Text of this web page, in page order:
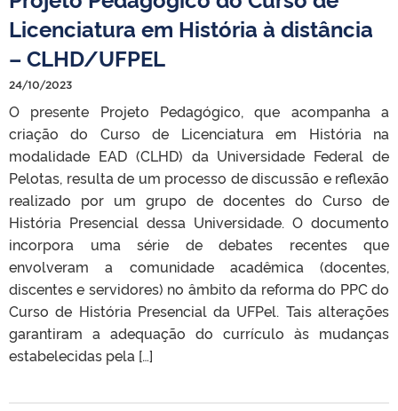
Licenciatura em História à distância
– CLHD/UFPEL
24/10/2023
O presente Projeto Pedagógico, que acompanha a
criação do Curso de Licenciatura em História na
modalidade EAD (CLHD) da Universidade Federal de
Pelotas, resulta de um processo de discussão e reflexão
realizado por um grupo de docentes do Curso de
História Presencial dessa Universidade. O documento
incorpora uma série de debates recentes que
envolveram a comunidade acadêmica (docentes,
discentes e servidores) no âmbito da reforma do PPC do
Curso de História Presencial da UFPel. Tais alterações
garantiram a adequação do currículo às mudanças
estabelecidas pela […]